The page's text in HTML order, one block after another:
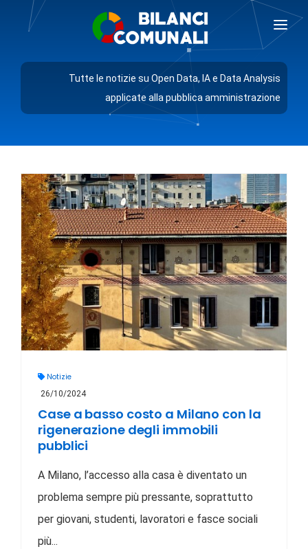
PREZZI
RICHIEDI DEMO
AREA GIORNALISTI
Tutte le notizie su Open Data, IA e Data Analysis
applicate alla pubblica amministrazione
Notizie
26/10/2024
Case a basso costo a Milano con la
rigenerazione degli immobili
pubblici
A Milano, l’accesso alla casa è diventato un
problema sempre più pressante, soprattutto
per giovani, studenti, lavoratori e fasce sociali
più...